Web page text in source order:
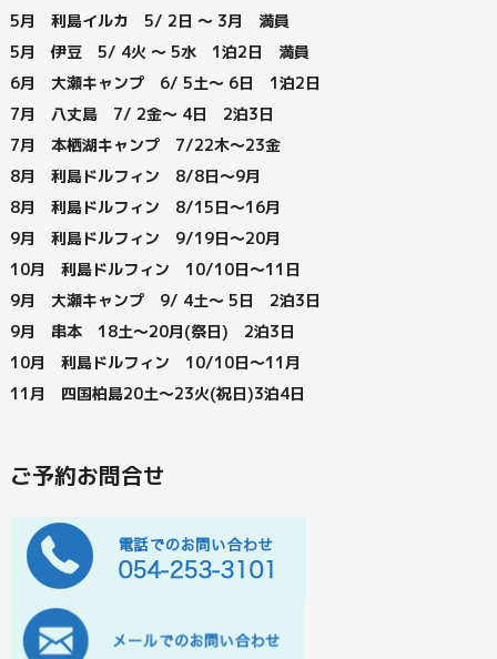
5月 利島イルカ 5/ 2日 ～ 3月 満員
5月 伊豆 5/ 4火 ～ 5水 1泊2日 満員
6月 大瀬キャンプ 6/ 5土～ 6日 1泊2日
7月 八丈島 7/ 2金～ 4日 2泊3日
7月 本栖湖キャンプ 7/22木～23金
8月 利島ドルフィン 8/8日～9月
8月 利島ドルフィン 8/15日～16月
9月 利島ドルフィン 9/19日～20月
10月 利島ドルフィン 10/10日～11日
9月 大瀬キャンプ 9/ 4土～ 5日 2泊3日
9月 串本 18土～20月(祭日) 2泊3日
10月 利島ドルフィン 10/10日～11月
11月 四国柏島20土～23火(祝日)3泊4日
ご予約お問合せ